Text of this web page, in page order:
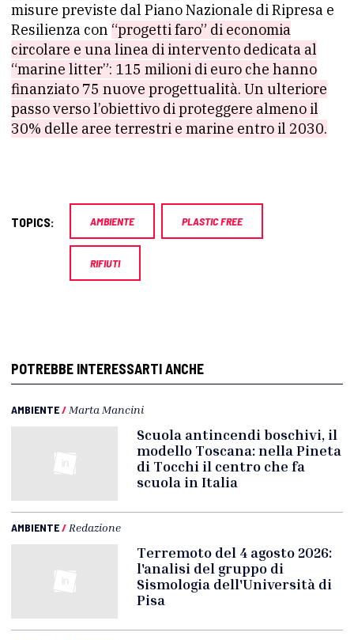
misure previste dal Piano Nazionale di Ripresa e
Resilienza con “progetti faro” di economia
circolare e una linea di intervento dedicata al
“marine litter”: 115 milioni di euro che hanno
finanziato 75 nuove progettualità. Un ulteriore
passo verso l’obiettivo di proteggere almeno il
30% delle aree terrestri e marine entro il 2030.
TOPICS: AMBIENTE PLASTIC FREE
RIFIUTI
POTREBBE INTERESSARTI ANCHE
AMBIENTE/ Marta Mancini
Scuola antincendi boschivi, il
modello Toscana: nella Pineta
di Tocchi il centro che fa
scuola in Italia
AMBIENTE/ Redazione
Terremoto del 4 agosto 2026:
l'analisi del gruppo di
Sismologia dell'Università di
Pisa